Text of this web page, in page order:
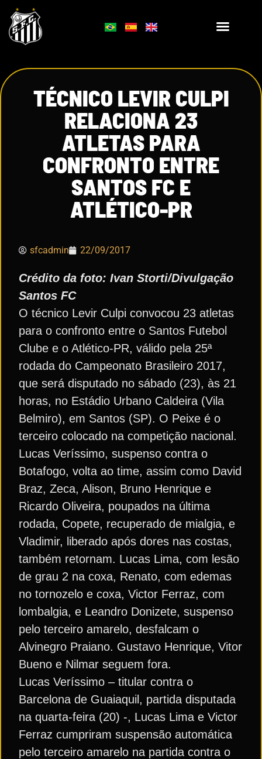
TÉCNICO LEVIR CULPI
RELACIONA 23
ATLETAS PARA
CONFRONTO ENTRE
SANTOS FC E
ATLÉTICO-PR
sfcadmin 22/09/2017
Crédito da foto: Ivan Storti/Divulgação
Santos FC
O técnico Levir Culpi convocou 23 atletas
para o confronto entre o Santos Futebol
Clube e o Atlético-PR, válido pela 25ª
rodada do Campeonato Brasileiro 2017,
que será disputado no sábado (23), às 21
horas, no Estádio Urbano Caldeira (Vila
Belmiro), em Santos (SP). O Peixe é o
terceiro colocado na competição nacional.
Lucas Veríssimo, suspenso contra o
Botafogo, volta ao time, assim como David
Braz, Zeca, Alison, Bruno Henrique e
Ricardo Oliveira, poupados na última
rodada, Copete, recuperado de mialgia, e
Vladimir, liberado após dores nas costas,
também retornam. Lucas Lima, com lesão
de grau 2 na coxa, Renato, com edemas
no tornozelo e coxa, Victor Ferraz, com
lombalgia, e Leandro Donizete, suspenso
pelo terceiro amarelo, desfalcam o
Alvinegro Praiano. Gustavo Henrique, Vitor
Bueno e Nilmar seguem fora.
Lucas Veríssimo – titular contra o
Barcelona de Guaiaquil, partida disputada
na quarta-feira (20) -, Lucas Lima e Victor
Ferraz cumpriram suspensão automática
pelo terceiro amarelo na partida contra o